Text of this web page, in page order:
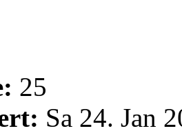
25
Sa 24. Jan